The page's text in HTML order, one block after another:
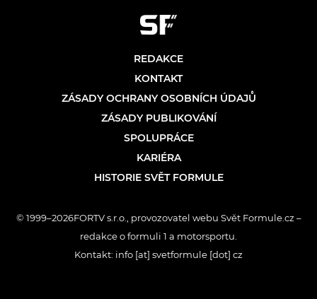
REDAKCE
KONTAKT
ZÁSADY OCHRANY OSOBNÍCH ÚDAJŮ
ZÁSADY PUBLIKOVÁNÍ
SPOLUPRÁCE
KARIÉRA
HISTORIE SVĚT FORMULE
© 1999–2026FORTV s.r.o., provozovatel webu Svět Formule.cz –
redakce o formuli 1 a motorsportu.
Kontakt: info [at] svetformule [dot] cz